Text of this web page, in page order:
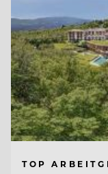
TOP